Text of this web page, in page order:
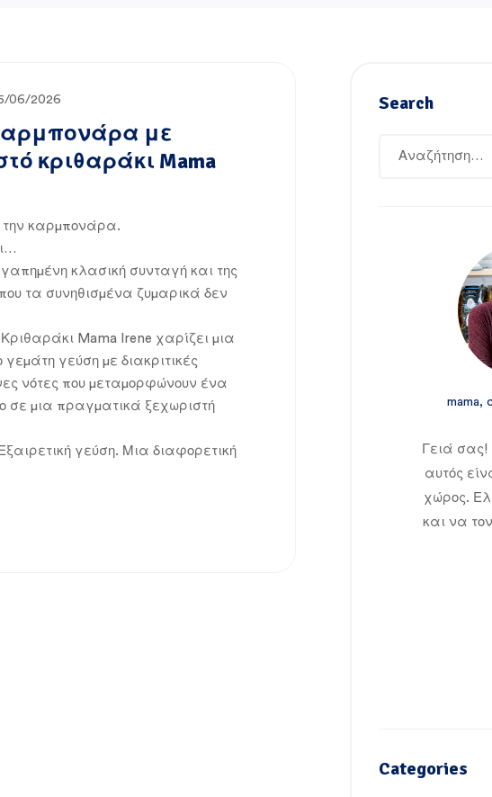
06/2026
με
κριθαράκι Mama
την καρμπονάρα.
κλασική συνταγή και της
τα συνηθισμένα ζυμαρικά δεν
Mama Irene χαρίζει μια
γεμάτη γεύση με διακριτικές
νότες που μεταμορφώνουν ένα
σε μια πραγματικά ξεχωριστή
γεύση. Μια διαφορετική
Search
mama,
Γειά σας!
αυτός
χώρος.
και να
Categories